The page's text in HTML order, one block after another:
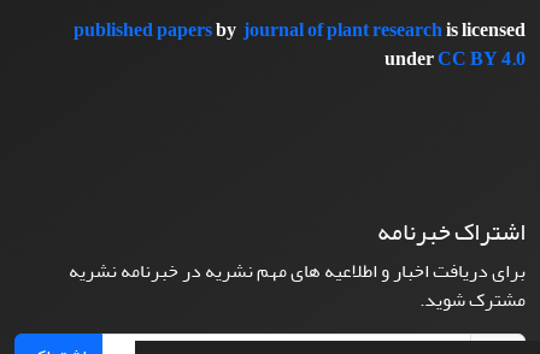
published papersbyjournal of plant researchis licensed
underCC BY 4.0
اشتراک خبرنامه
برای دریافت اخبار و اطلاعیه های مهم نشریه در خبرنامه نشریه
مشترک شوید.